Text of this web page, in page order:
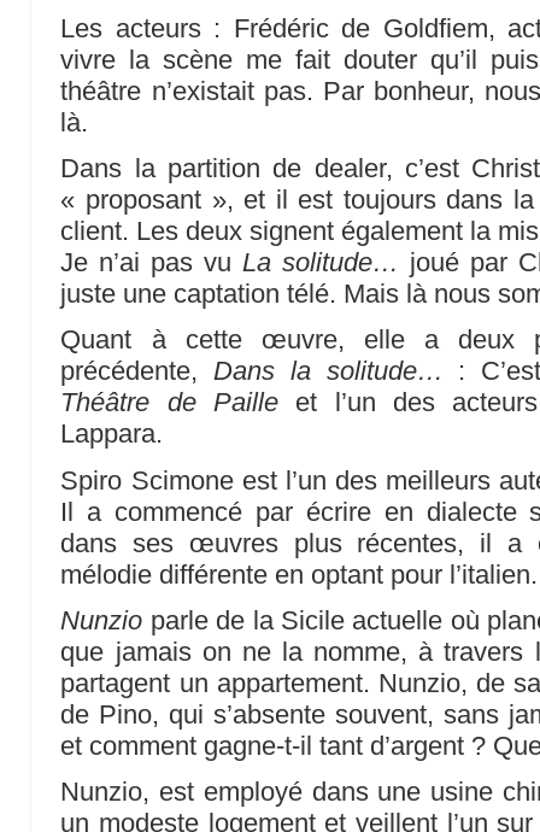
Les acteurs : Frédéric de Goldfiem,
vivre la scène me fait douter qu’il
théâtre n’existait pas. Par bonheur,
là.
Dans la partition de dealer, c’est
« proposant », et il est toujours dans la
client. Les deux signent également la
Je n’ai pas vuLa solitude… joué par
juste une captation télé. Mais là nous
Quant à cette œuvre, elle a deux
précédente,Dans la solitude…
:
Théâtre de Paille et l’un des
Lappara.
Spiro Scimone est l’un des meilleurs
Il a commencé par écrire en dialecte
dans ses œuvres plus récentes, il a
mélodie différente en optant pour l’italien.
Nunzio parle de la Sicile actuelle où
que jamais on ne la nomme, à travers
partagent un appartement. Nunzio, de
de Pino, qui s’absente souvent, sans
et comment gagne-t-il tant d’argent ?
Nunzio, est employé dans une usine
un modeste logement et veillent l’un